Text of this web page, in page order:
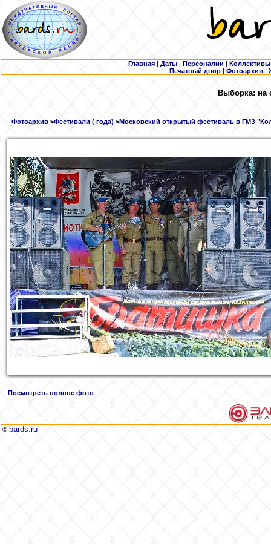
Главная | Даты | Персоналии | Коллективы
Печатный двор |Фотоархив |
Выборка: на
Фотоархив >Фестивали ( года) >Московский открытый фестиваль в ГМЗ
Посмотреть полное фото
© bards.ru